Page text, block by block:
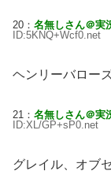
20： 名無しさん＠実
ID:5KNQ+Wcf0.net
ヘンリーバロー
21： 名無しさん＠実
ID:XL/GP+sP0.net
グレイル、オブ